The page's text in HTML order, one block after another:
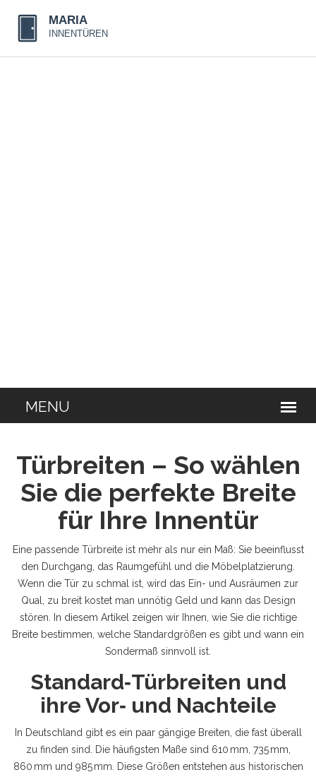
Türbreiten – So wählen
Sie die perfekte Breite
für Ihre Innentür
Eine passende Türbreite ist mehr als nur ein Maß: Sie beeinflusst
den Durchgang, das Raumgefühl und die Möbelplatzierung.
Wenn die Tür zu schmal ist, wird das Ein- und Ausräumen zur
Qual, zu breit kostet man unnötig Geld und kann das Design
stören. In diesem Artikel zeigen wir Ihnen, wie Sie die richtige
Breite bestimmen, welche Standardgrößen es gibt und wann ein
Sondermaß sinnvoll ist.
Standard‑Türbreiten und
ihre Vor‑ und Nachteile
In Deutschland gibt es ein paar gängige Breiten, die fast überall
zu finden sind. Die häufigsten Maße sind 610 mm, 735 mm,
860 mm und 985 mm. Diese Größen entstehen aus historischen